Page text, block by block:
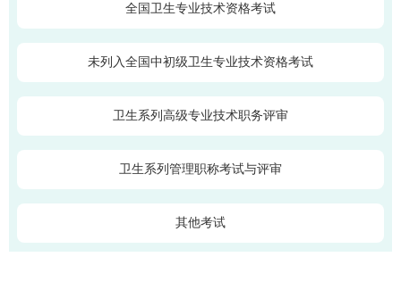
全国卫生专业技术资格考试
未列入全国中初级卫生专业技术资格考试
卫生系列高级专业技术职务评审
卫生系列管理职称考试与评审
其他考试